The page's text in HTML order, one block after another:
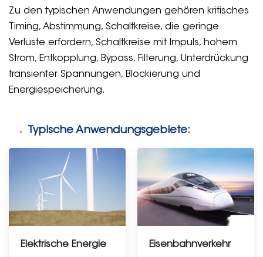
Zu den typischen Anwendungen gehören kritisches
Timing, Abstimmung, Schaltkreise, die geringe
Verluste erfordern, Schaltkreise mit Impuls, hohem
Strom, Entkopplung, Bypass, Filterung, Unterdrückung
transienter Spannungen, Blockierung und
Energiespeicherung.
Typische Anwendungsgebiete:
Elektrische Energie Eisenbahnverkehr